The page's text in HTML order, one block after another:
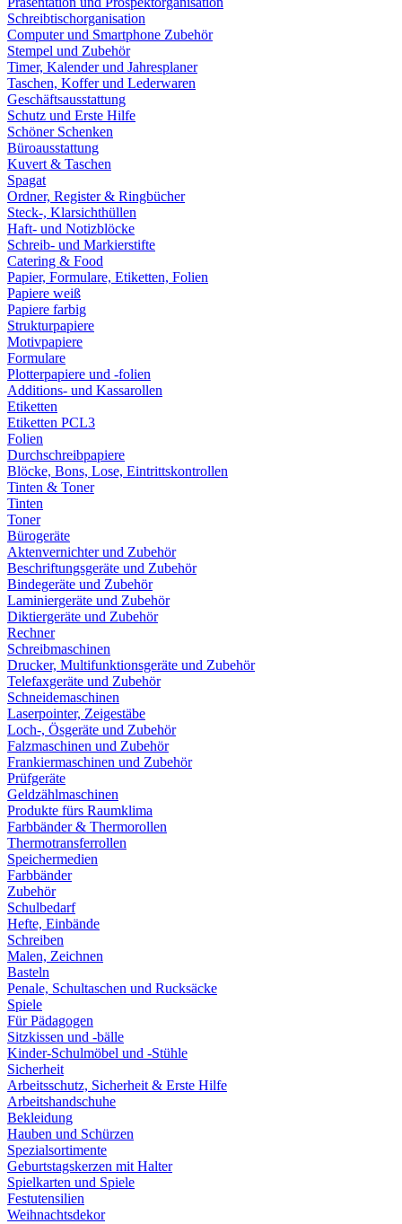
Schreibtischorganisation
Computer und Smartphone Zubehör
Stempel und Zubehör
Timer, Kalender und Jahresplaner
Taschen, Koffer und Lederwaren
Geschäftsausstattung
Schutz und Erste Hilfe
Schöner Schenken
Büroausstattung
Kuvert & Taschen
Spagat
Ordner, Register & Ringbücher
Steck-, Klarsichthüllen
Haft- und Notizblöcke
Schreib- und Markierstifte
Catering & Food
Papier, Formulare, Etiketten, Folien
Papiere weiß
Papiere farbig
Strukturpapiere
Motivpapiere
Formulare
Plotterpapiere und -folien
Additions- und Kassarollen
Etiketten
Etiketten PCL3
Folien
Durchschreibpapiere
Blöcke, Bons, Lose, Eintrittskontrollen
Tinten & Toner
Tinten
Toner
Bürogeräte
Aktenvernichter und Zubehör
Beschriftungsgeräte und Zubehör
Bindegeräte und Zubehör
Laminiergeräte und Zubehör
Diktiergeräte und Zubehör
Rechner
Schreibmaschinen
Drucker, Multifunktionsgeräte und Zubehör
Telefaxgeräte und Zubehör
Schneidemaschinen
Laserpointer, Zeigestäbe
Loch-, Ösgeräte und Zubehör
Falzmaschinen und Zubehör
Frankiermaschinen und Zubehör
Prüfgeräte
Geldzählmaschinen
Produkte fürs Raumklima
Farbbänder & Thermorollen
Thermotransferrollen
Speichermedien
Farbbänder
Zubehör
Schulbedarf
Hefte, Einbände
Schreiben
Malen, Zeichnen
Basteln
Penale, Schultaschen und Rucksäcke
Spiele
Für Pädagogen
Sitzkissen und -bälle
Kinder-Schulmöbel und -Stühle
Sicherheit
Arbeitsschutz, Sicherheit & Erste Hilfe
Arbeitshandschuhe
Bekleidung
Hauben und Schürzen
Spezialsortimente
Geburtstagskerzen mit Halter
Spielkarten und Spiele
Festutensilien
Weihnachtsdekor